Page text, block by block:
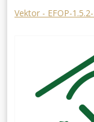
Vektor - EFOP-